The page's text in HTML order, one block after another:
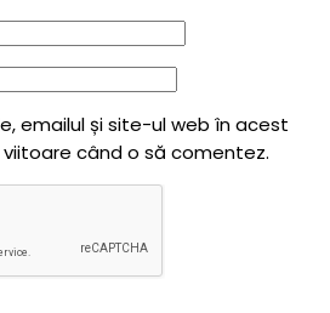
emailul și site-ul web în acest
când o să comentez.